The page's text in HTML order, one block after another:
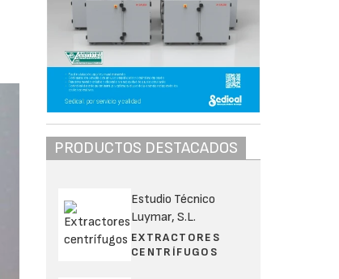
PRODUCTOS DESTACADOS
Estudio Técnico
Luymar, S.L.
EXTRACTORES
CENTRÍFUGOS